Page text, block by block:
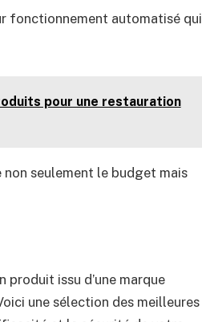
fonctionnement automatisé qui
pour une restauration
seulement le budget mais
produit issu d’une marque
une sélection des meilleures